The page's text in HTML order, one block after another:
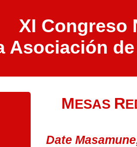
XI Congreso
Asociación
MESAS R
Date